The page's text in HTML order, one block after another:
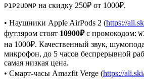
P1P2UDMP на скидку 250₽ от 1000₽.
• Наушники Apple AirPods 2 (https://
футляром стоят 10900₽с промокодом:
на 1000₽. Качественный звук,
микрофон, до 5 часов беспрерывной
самая низкая цена.
• Смарт-часы Amazfit Verge (https://